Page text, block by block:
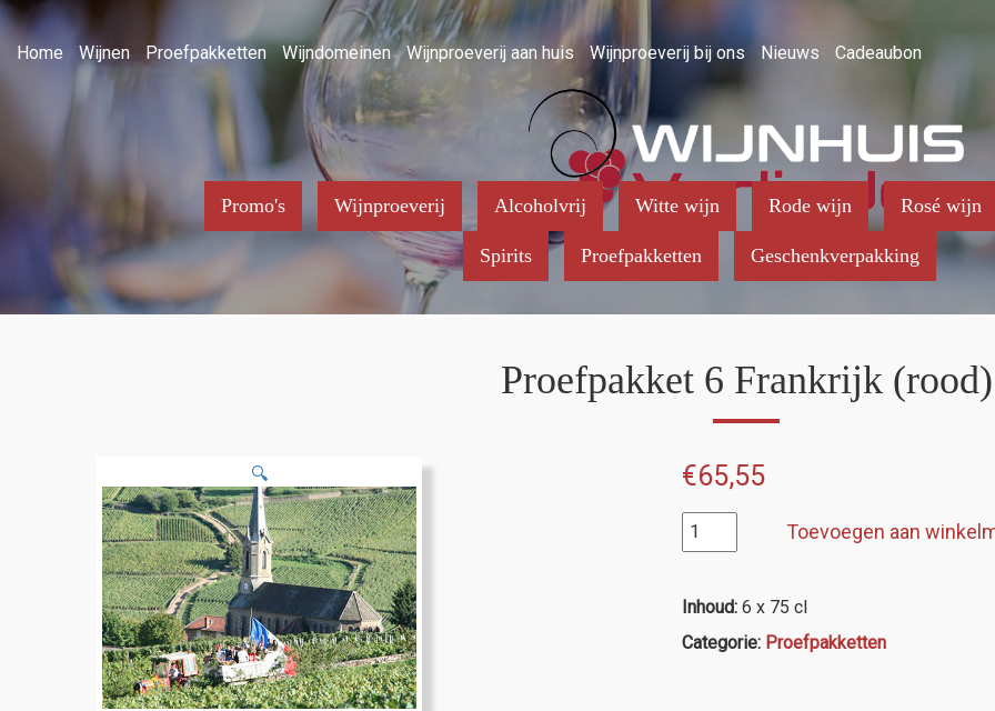
Home Wijnen Proefpakketten Wijndomeinen Wijnproeverij aan huis Wijnproeverij bij ons Nieuws Cadeaubon
Promo's Wijnproeverij Alcoholvrij Witte wijn Rode wijn Rosé wijn
Spirits Proefpakketten Geschenkverpakking
Proefpakket 6 Frankrijk (rood)
🔍 €65,55
Proefpakket
6
(rood)
aantal
Toevoegen aan
Inhoud: 6 x 75 cl
Categorie: Proefpakketten